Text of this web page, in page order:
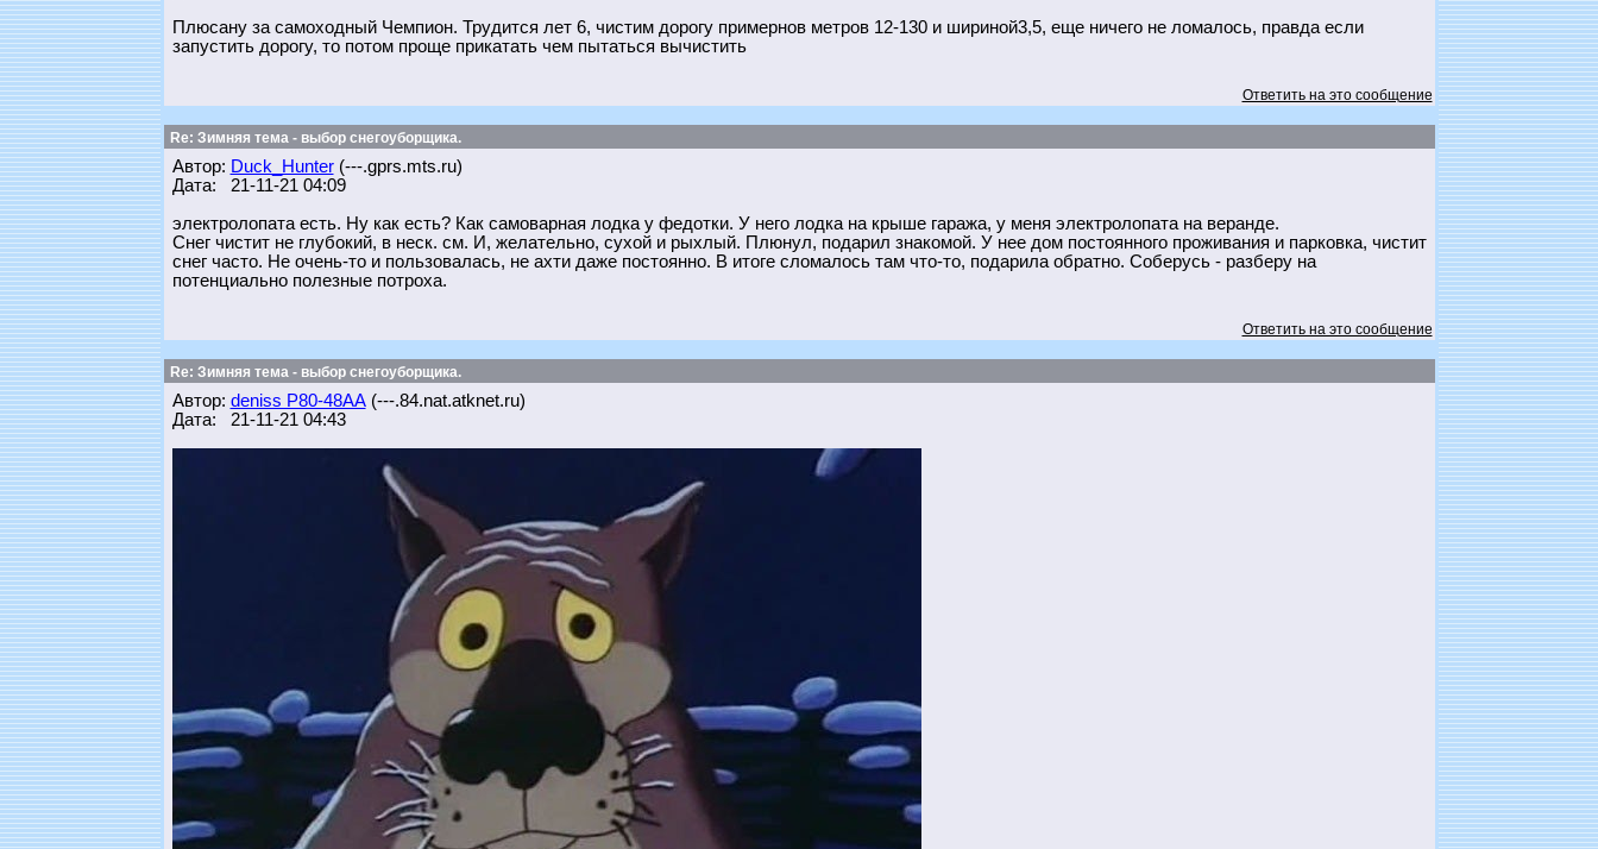
Плюсану за самоходный Чемпион. Трудится лет 6, чистим дорогу примернов метров 12‐130 и шириной3,5, еще ничего не ломалось, правда если
запустить дорогу, то потом проще прикатать чем пытаться вычистить
Ответить на это сообщение
Re: Зимняя тема - выбор снегоуборщика.
Автор: Duck_Hunter(---.gprs.mts.ru)
Дата: 21-11-21 04:09
электролопата есть. Ну как есть? Как самоварная лодка у федотки. У него лодка на крыше гаража, у меня электролопата на веранде.
Снег чистит не глубокий, в неск. см. И, желательно, сухой и рыхлый. Плюнул, подарил знакомой. У нее дом постоянного проживания и парковка, чистит
снег часто. Не очень-то и пользовалась, не ахти даже постоянно. В итоге сломалось там что-то, подарила обратно. Соберусь - разберу на
потенциально полезные потроха.
Ответить на это сообщение
Re: Зимняя тема - выбор снегоуборщика.
Автор: deniss Р80-48АА(---.84.nat.atknet.ru)
Дата: 21-11-21 04:43